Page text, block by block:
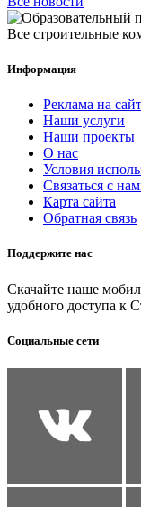
Все строительные
Информация
Реклама на
Наши услуги
Наши проекты
О нас
Условия
Связаться с
Карта сайта
Обратная связь
Поддержите нас
Скачайте наше
удобного доступа к
Социальные сети